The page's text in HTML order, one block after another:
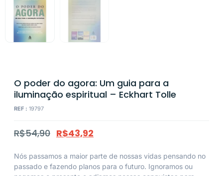
O poder do agora: Um guia para a
iluminação espiritual – Eckhart Tolle
REF : 19797
R$54,90 R$43,92
Nós passamos a maior parte de nossas vidas pensando no
passado e fazendo planos para o futuro. Ignoramos ou